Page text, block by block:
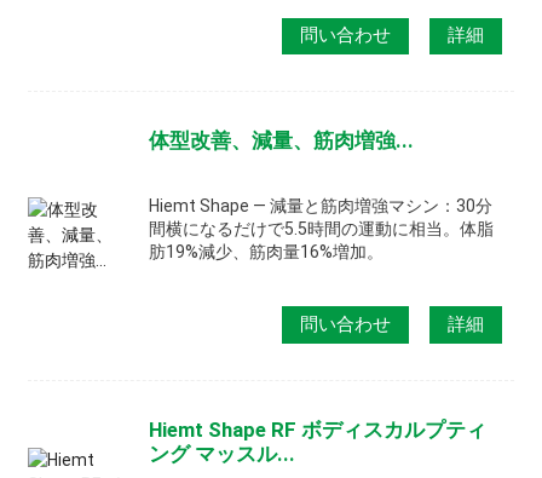
問い合わせ 詳細
体型改善、減量、筋肉増強...
Hiemt Shape ― 減量と筋肉増強マシン：30分
間横になるだけで5.5時間の運動に相当。体脂
肪19%減少、筋肉量16%増加。
問い合わせ 詳細
Hiemt Shape RF ボディスカルプティ
ング マッスル...